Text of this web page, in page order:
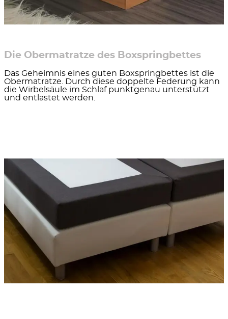
Die Obermatratze des Boxspringbettes
Das Geheimnis eines guten Boxspringbettes ist die
Obermatratze. Durch diese doppelte Federung kann
die Wirbelsäule im Schlaf punktgenau unterstützt
und entlastet werden.